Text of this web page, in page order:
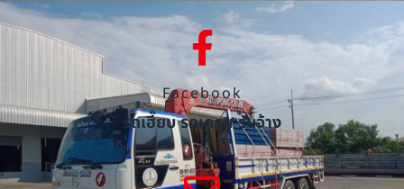
Facebook
รถเฮี๊ยบ รถเครน รับจ้าง